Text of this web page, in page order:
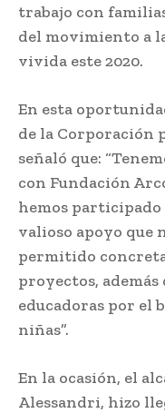
trabajo con
del movimiento a
vivida este 2020.
En esta
de la Corporación
señaló que:
con Fundación
hemos participado
valioso apoyo que
permitido
proyectos,
educadoras por el
niñas”.
En la ocasión, el
Alessandri, hizo